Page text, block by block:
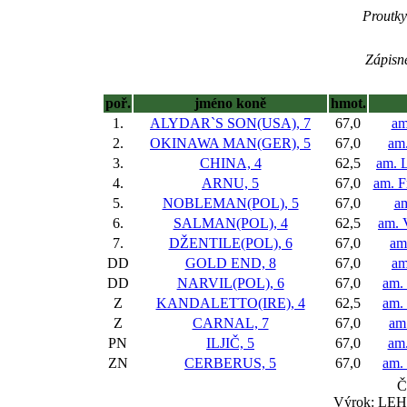
poř. jméno koně
hmot.
1.
ALYDAR`S SON(USA), 7 67,0
2.
OKINAWA MAN(GER), 5 67,0
3.
CHINA, 4 62,5
am.
4.
ARNU, 5 67,0
am.
5.
NOBLEMAN(POL), 5 67,0
6.
SALMAN(POL), 4 62,5
am.
7.
DŽENTILE(POL), 6 67,0
DD
GOLD END, 8 67,0
DD
NARVIL(POL), 6 67,0
am.
Z
KANDALETTO(IRE), 4 62,5
am.
Z
CARNAL, 7 67,0
PN
ILJIČ, 5 67,0
ZN
CERBERUS, 5 67,0
am.
Výrok: